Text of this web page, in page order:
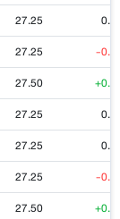
27.25
27.25
-
27.50
27.25
27.25
27.25
-
27.50